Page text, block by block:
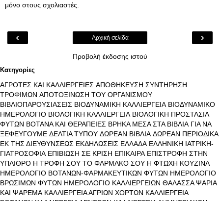
μόνο στους σχολιαστές.
‹ ›
Αρχική σελίδα
Προβολή έκδοσης ιστού
Κατηγορίες
ΑΓΡΟΤΕΣ ΚΑΙ ΚΑΛΛΙΕΡΓΕΙΕΣ ΑΠΟΘΗΚΕΥΣΗ ΣΥΝΤΗΡΗΣΗ
ΤΡΟΦΙΜΩΝ ΑΠΟΤΟΞΙΝΩΣΗ ΤΟΥ ΟΡΓΑΝΙΣΜΟΥ
ΒΙΒΛΙΟΠΑΡΟΥΣΙΑΣΕΙΣ ΒΙΟΔΥΝΑΜΙΚΗ ΚΑΛΛΙΕΡΓΕΙΑ ΒΙΟΔΥΝΑΜΙΚΟ
ΗΜΕΡΟΛΟΓΙΟ ΒΙΟΛΟΓΙΚΗ ΚΑΛΛΙΕΡΓΕΙΑ ΒΙΟΛΟΓΙΚΗ ΠΡΟΣΤΑΣΙΑ
ΦΥΤΩΝ ΒΟΤΑΝΑ ΚΑΙ ΘΕΡΑΠΕΙΕΣ ΒΡΗΚΑ ΜΕΣΑ ΣΤΑ ΒΙΒΛΙΑ ΓΙΑ ΝΑ
ΞΕΦΕΥΓΟΥΜΕ ΔΕΛΤΙΑ ΤΥΠΟΥ ΔΩΡΕΑΝ ΒΙΒΛΙΑ ΔΩΡΕΑΝ ΠΕΡΙΟΔΙΚΑ
ΕΚ ΤΗΣ ΔΙΕΥΘΥΝΣΕΩΣ ΕΚΔΗΛΩΣΕΙΣ ΕΛΛΑΔΑ ΕΛΛΗΝΙΚΗ ΙΑΤΡΙΚΗ-
ΓΙΑΤΡΟΣΟΦΙΑ ΕΠΙΒΙΩΣΗ ΣΕ ΚΡΙΣΗ ΕΠΙΚΑΙΡΑ ΕΠΙΣΤΡΟΦΗ ΣΤΗΝ
ΥΠΑΙΘΡΟ Η ΤΡΟΦΗ ΣΟΥ ΤΟ ΦΑΡΜΑΚΟ ΣΟΥ Η ΦΤΩΧΗ ΚΟΥΖΙΝΑ
ΗΜΕΡΟΛΟΓΙΟ ΒΟΤΑΝΩΝ-ΦΑΡΜΑΚΕΥΤΙΚΩΝ ΦΥΤΩΝ ΗΜΕΡΟΛΟΓΙΟ
ΒΡΩΣΙΜΩΝ ΦΥΤΩΝ ΗΜΕΡΟΛΟΓΙΟ ΚΑΛΛΙΕΡΓΕΙΩΝ ΘΑΛΑΣΣΑ ΨΑΡΙΑ
ΚΑΙ ΨΑΡΕΜΑ ΚΑΛΛΙΕΡΓΕΙΑ ΑΓΡΙΩΝ ΧΟΡΤΩΝ ΚΑΛΛΙΕΡΓΕΙΑ